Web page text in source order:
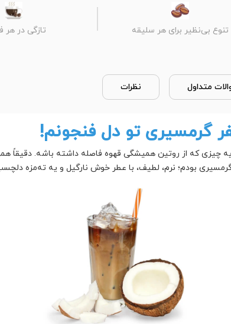
تنوع بی‌نظیر برای هر سلیقه تازگی در هر
متداول نظرات
گرمسیری تو دل فنجونم!
چیزی که از روتین همیشگی قهوه فاصله داشته باشه. دقیقاً
بودم؛ نرم، لطیف، با عطر خوش نارگیل و یه ته‌مزه